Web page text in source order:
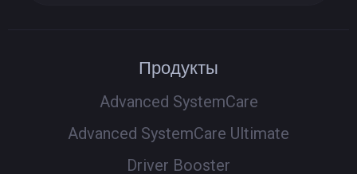
Продукты
Advanced SystemCare
Advanced SystemCare Ultimate
Driver Booster